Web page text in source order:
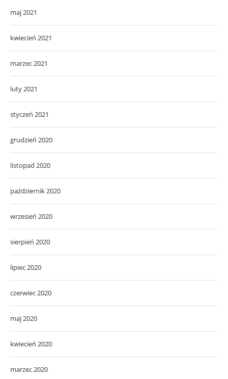
maj 2021
kwiecień 2021
marzec 2021
luty 2021
styczeń 2021
grudzień 2020
listopad 2020
październik 2020
wrzesień 2020
sierpień 2020
lipiec 2020
czerwiec 2020
maj 2020
kwiecień 2020
marzec 2020